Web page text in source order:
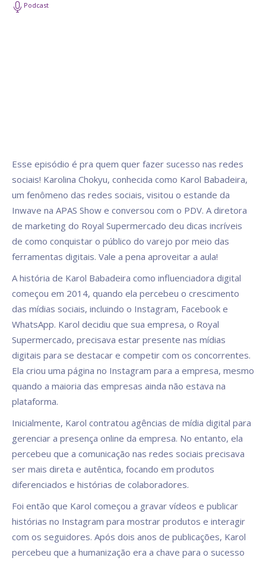
Podcast
Esse episódio é pra quem quer fazer sucesso nas redes
sociais! Karolina Chokyu, conhecida como Karol Babadeira,
um fenômeno das redes sociais, visitou o estande da
Inwave na APAS Show e conversou com o PDV. A diretora
de marketing do Royal Supermercado deu dicas incríveis
de como conquistar o público do varejo por meio das
ferramentas digitais. Vale a pena aproveitar a aula!
A história de Karol Babadeira como influenciadora digital
começou em 2014, quando ela percebeu o crescimento
das mídias sociais, incluindo o Instagram, Facebook e
WhatsApp. Karol decidiu que sua empresa, o Royal
Supermercado, precisava estar presente nas mídias
digitais para se destacar e competir com os concorrentes.
Ela criou uma página no Instagram para a empresa, mesmo
quando a maioria das empresas ainda não estava na
plataforma.
Inicialmente, Karol contratou agências de mídia digital para
gerenciar a presença online da empresa. No entanto, ela
percebeu que a comunicação nas redes sociais precisava
ser mais direta e autêntica, focando em produtos
diferenciados e histórias de colaboradores.
Foi então que Karol começou a gravar vídeos e publicar
histórias no Instagram para mostrar produtos e interagir
com os seguidores. Após dois anos de publicações, Karol
percebeu que a humanização era a chave para o sucesso